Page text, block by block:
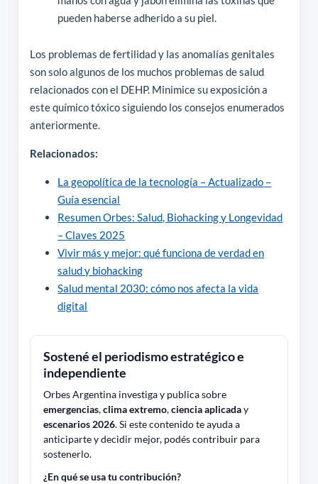
pueden haberse adherido a su piel.
Los problemas de fertilidad y las anomalías genitales
son solo algunos de los muchos problemas de salud
relacionados con el DEHP. Minimice su exposición a
este químico tóxico siguiendo los consejos enumerados
anteriormente.
Relacionados:
La geopolítica de la tecnología – Actualizado –
Guía esencial
Resumen Orbes: Salud, Biohacking y Longevidad
– Claves 2025
Vivir más y mejor: qué funciona de verdad en
salud y biohacking
Salud mental 2030: cómo nos afecta la vida
digital
Sostené el periodismo estratégico e
independiente
Orbes Argentina investiga y publica sobre
emergencias,clima extremo,ciencia aplicaday
escenarios 2026. Si este contenido te ayuda a
anticiparte y decidir mejor, podés contribuir para
sostenerlo.
¿En qué se usa tu contribución?